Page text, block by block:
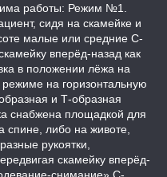
работы: Режим №1.
сидя на скамейке и
малые или средние С-
вперёд-назад как
в положении лёжа на
на горизонтальную
и Т-образная
снабжена площадкой для
спине, либо на животе,
рукоятки,
скамейку вперёд-
снимание» С-